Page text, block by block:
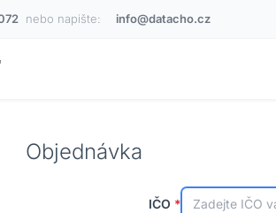
nebo napište: info@datacho.cz
Objednávka
IČO *